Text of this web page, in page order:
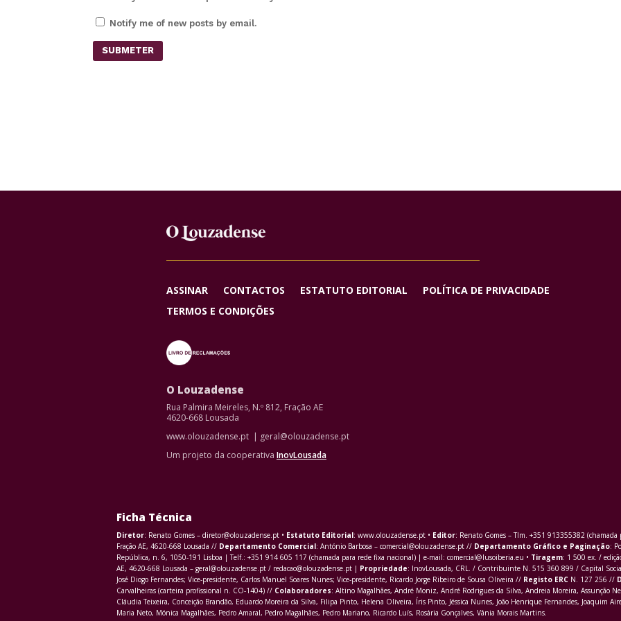
Notify me of new posts by email.
SUBMETER
ASSINAR CONTACTOS ESTATUTO EDITORIAL
POLÍTICA DE PRIVACIDADE
TERMOS E CONDIÇÕES
O Louzadense
Rua Palmira Meireles, N.º 812, Fração AE
4620-668 Lousada
www.olouzadense.pt | geral@olouzadense.pt
Um projeto da cooperativa InovLousada
Ficha Técnica
Diretor: Renato Gomes – diretor@olouzadense.pt • Estatuto Editorial: www.olouzadense.pt • Editor: Renato Gomes – Tlm. +351 913355382
Fração AE, 4620-668 Lousada // Departamento Comercial: António Barbosa – comercial@olouzadense.pt // Departamento Gráfico e Paginação:
República, n. 6, 1050-191 Lisboa | Telf.: +351 914 605 117 (chamada para rede fixa nacional) | e-mail: comercial@lusoiberia.eu • Tiragem: 1 500 ex. /
AE, 4620-668 Lousada – geral@olouzadense.pt / redacao@olouzadense.pt | Propriedade: InovLousada, CRL. / Contribuinte N. 515 360 899 / Capital
José Diogo Fernandes; Vice-presidente, Carlos Manuel Soares Nunes; Vice-presidente, Ricardo Jorge Ribeiro de Sousa Oliveira // Registo ERC N. 127 256 //
Carvalheiras (carteira profissional n. CO-1404) // Colaboradores: Altino Magalhães, André Moniz, André Rodrigues da Silva, Andreia Moreira, Assunção
Cláudia Teixeira, Conceição Brandão, Eduardo Moreira da Silva, Filipa Pinto, Helena Oliveira, Íris Pinto, Jéssica Nunes, João Henrique Fernandes, Joaquim
Maria Neto, Mónica Magalhães, Pedro Amaral, Pedro Magalhães, Pedro Mariano, Ricardo Luís, Rosária Gonçalves, Vânia Morais Martins.